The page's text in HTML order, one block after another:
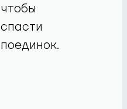
чтобы
спасти
поединок.